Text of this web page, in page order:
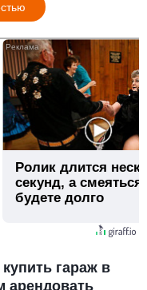
Ролик длится
секунд, а
будете долго
гараж в
арендовать